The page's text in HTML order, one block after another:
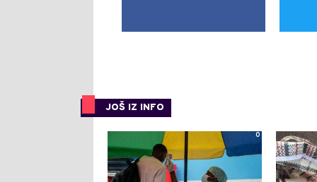
JOŠ IZ INFO
0